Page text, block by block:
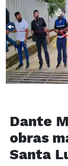
Dante
obras
Santa